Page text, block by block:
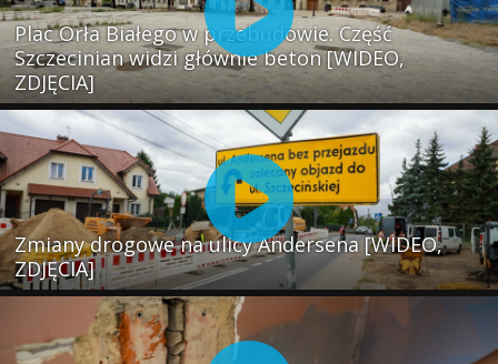
Plac Orła Białego w przebudowie. Część
Szczecinian widzi głównie beton [WIDEO,
ZDJĘCIA]
Zmiany drogowe na ulicy Andersena [WIDEO,
ZDJĘCIA]